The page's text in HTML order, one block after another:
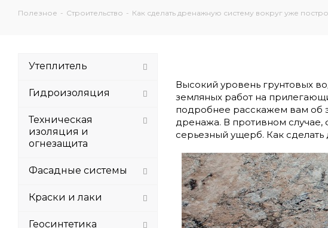
Полезное - Строительство - Как сделать дренажную систему вокруг уже
Высокий уровень грунтовых
земляных работ на
подробнее расскажем вам об
дренажа. В противном
серьезный ущерб. Как
Утеплитель
Гидроизоляция
Техническая
изоляция и
огнезащита
Фасадные системы
Краски и лаки
Геосинтетика